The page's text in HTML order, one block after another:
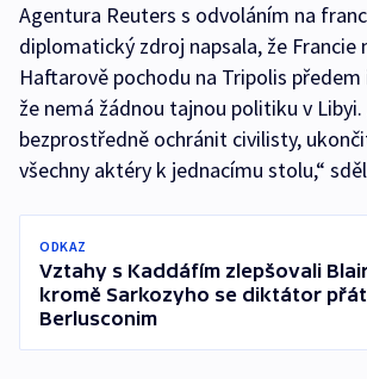
Agentura Reuters s odvoláním na
diplomatický zdroj napsala, že Francie
Haftarově pochodu na Tripolis
že nemá žádnou tajnou politiku v Libyi.
bezprostředně ochránit civilisty,
všechny aktéry k jednacímu stolu,“
ODKAZ
Vztahy s Kaddáfím zlepšovali
kromě Sarkozyho se diktátor
Berlusconim